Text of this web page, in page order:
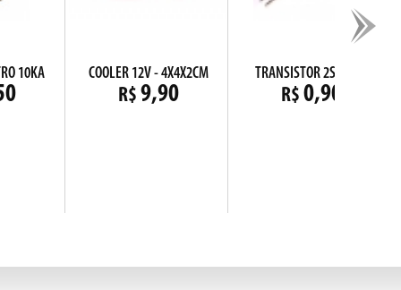
10KA COOLER 12V - 4X4X2CM
R$ 9,90
TRANSISTOR 2SA1013
R$ 0,90